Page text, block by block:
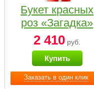
Заказать в один клик
Букет красных
роз «Загадка»
2 410 руб.
Купить